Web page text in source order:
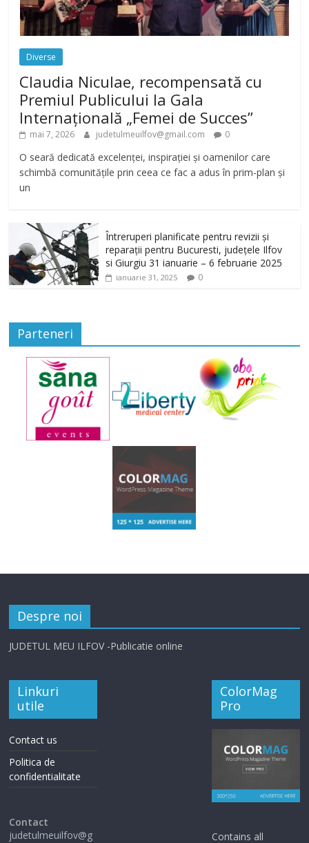
Diverse
Claudia Niculae, recompensată cu
Premiul Publicului la Gala
Internațională „Femei de Succes”
mai 7, 2026 judetulmeuilfov@gmail.com 0
O seară dedicată excelenței, inspirației și oamenilor care
schimbă comunitățile prin ceea ce fac a adus în prim-plan și
un
Întreruperi planificate pentru revizii și
reparații pentru Bucuresti, județele Ilfov
si Giurgiu 31 ianuarie – 6 februarie 2025
ianuarie 31, 2025 0
Parteneri
Despre noi
JUDETUL MEU ILFOV -Publicatie online
Linkuri
utile
Contact us
Politica de
confidentialitate
Contact
judetulmeuilfov@g
ColorMag
Pro
Contains all